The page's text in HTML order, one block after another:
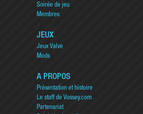
Soirée de jeu
Membres
JEUX
Jeux Valve
Mods
A PROPOS
Présentation et histoire
Le staff de Vossey.com
Partenariat